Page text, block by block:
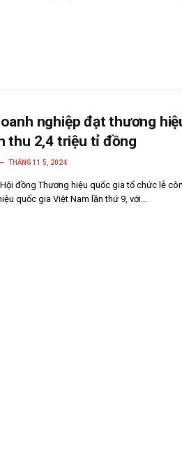
nghiệp đạt thương
thu 2,4 triệu tỉ đồng
THÁNG 11 5, 2024
đồng Thương hiệu quốc gia tổ chức lễ
quốc gia Việt Nam lần thứ 9, với…